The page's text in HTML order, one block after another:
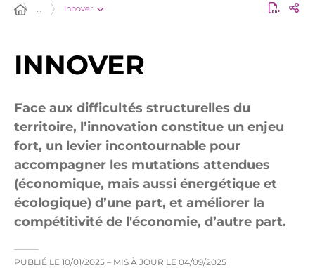
… Innover
INNOVER
Face aux difficultés structurelles du
territoire, l’innovation constitue un enjeu
fort, un levier incontournable pour
accompagner les mutations attendues
(économique, mais aussi énergétique et
écologique) d’une part, et améliorer la
compétitivité de l'économie, d’autre part.
PUBLIÉ LE 10/01/2025 – MIS À JOUR LE 04/09/2025